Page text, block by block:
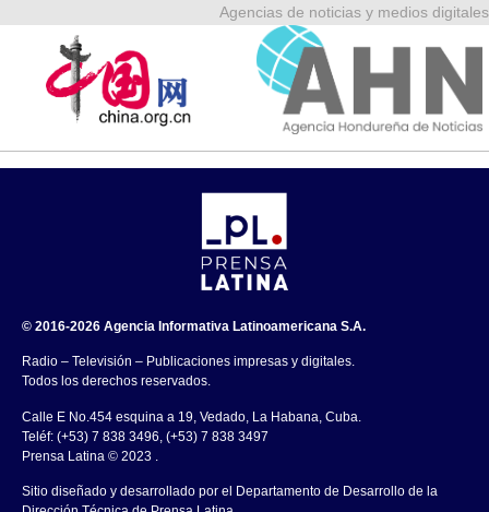
Agencias de noticias y medios digitales
© 2016-2026 Agencia Informativa Latinoamericana S.A.
Radio – Televisión – Publicaciones impresas y digitales.
Todos los derechos reservados.
Calle E No.454 esquina a 19, Vedado, La Habana, Cuba.
Teléf: (+53) 7 838 3496, (+53) 7 838 3497
Prensa Latina © 2023 .
Sitio diseñado y desarrollado por el Departamento de Desarrollo de la